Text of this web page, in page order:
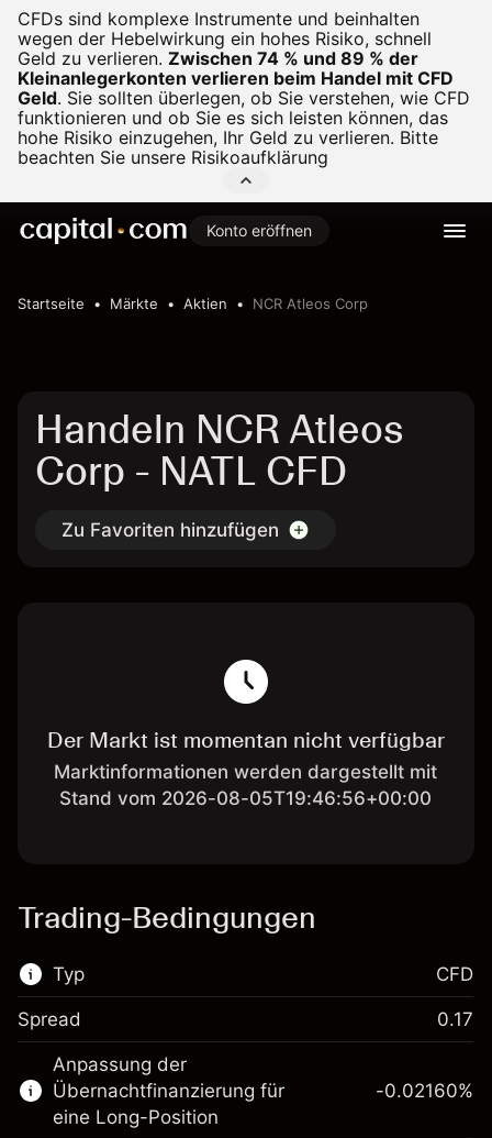
CFDs sind komplexe Instrumente und beinhalten
wegen der Hebelwirkung ein hohes Risiko, schnell
Geld zu verlieren. Zwischen 74 % und 89 % der
Kleinanlegerkonten verlieren beim Handel mit CFD
Geld. Sie sollten überlegen, ob Sie verstehen, wie CFD
funktionieren und ob Sie es sich leisten können, das
hohe Risiko einzugehen, Ihr Geld zu verlieren. Bitte
beachten Sie unsere Risikoaufklärung
Konto eröffnen
Startseite Märkte Aktien NCR Atleos Corp
Handeln NCR Atleos
Corp - NATL CFD
Zu Favoriten hinzufügen
Der Markt ist momentan nicht verfügbar
Marktinformationen werden dargestellt mit
Stand vom 2026-08-05T19:46:56+00:00
Trading-Bedingungen
Typ
Dieser Finanzmarkt steht für das CFD-
Trading zur Verfügung.
Erfahren Sie mehr über:
CFD
Spread 0.17
Anpassung der
Übernachtfinanzierung für
eine Long-Position
-0.02160%